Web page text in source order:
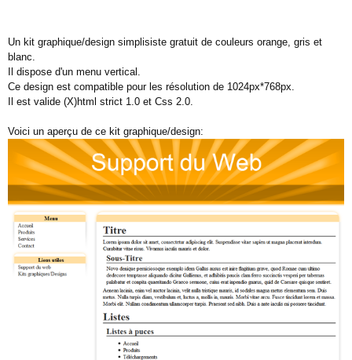
Un kit graphique/design simplisiste gratuit de couleurs orange, gris et
blanc.
Il dispose d'un menu vertical.
Ce design est compatible pour les résolution de 1024px*768px.
Il est valide (X)html strict 1.0 et Css 2.0.
Voici un aperçu de ce kit graphique/design: